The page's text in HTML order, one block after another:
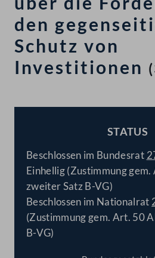
den
Schutz von
Investitionen
STATUS
Beschlossen im Bundesrat
Einhellig (Zustimmung
zweiter Satz B-VG)
Beschlossen im Nationalrat
(Zustimmung gem. Art. 50
B-VG)